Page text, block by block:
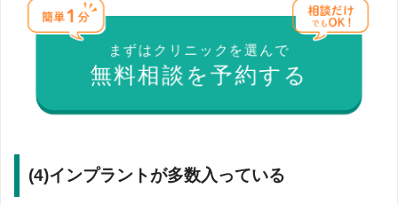
まずはクリニックを選んで
無料相談を予約する
(4)インプラントが多数入っている